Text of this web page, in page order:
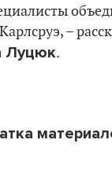
–
Луцюк.